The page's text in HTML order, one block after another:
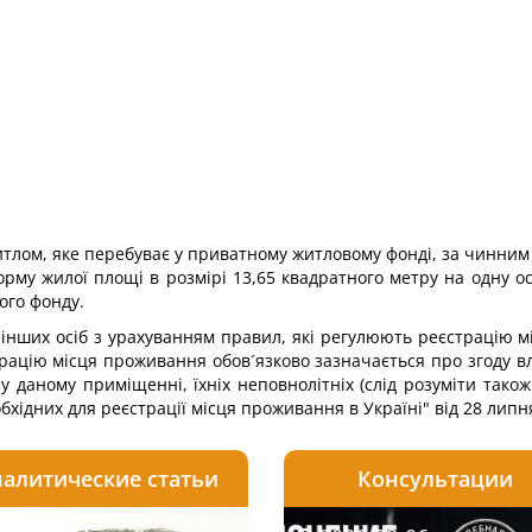
яке перебуває у приватному житловому фонді, за
жилої площі в розмірі 13,65 квадратного метру на одну
фонду.
осіб з урахуванням правил, які регулюють реєстрацію
місця проживання обов´язково зазначається про згоду
приміщенні, їхніх неповнолітніх (слід розуміти також
для реєстрації місця проживання в Україні" від 28
статьи Консультации